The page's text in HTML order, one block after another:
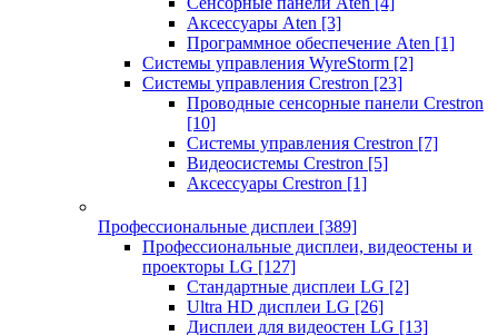
Аксессуары Aten [3]
Программное обеспечение Aten [1]
Системы управления WyreStorm [2]
Системы управления Crestron [23]
Проводные сенсорные панели Crestron
[10]
Системы управления Crestron [7]
Видеосистемы Crestron [5]
Аксессуары Crestron [1]
Профессиональные дисплеи [389]
Профессиональные дисплеи, видеостены и
проекторы LG [127]
Стандартные дисплеи LG [2]
Ultra HD дисплеи LG [26]
Дисплеи для видеостен LG [13]